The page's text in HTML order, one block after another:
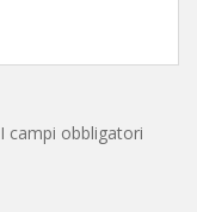
I campi obbligatori